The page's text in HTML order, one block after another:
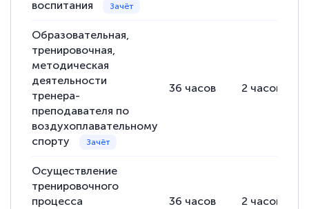
воспитания
Образовательная,
тренировочная,
методическая
деятельности
тренера-
преподавателя по
воздухоплавательному
спорту
36 часов 2 часов
Осуществление
тренировочного
процесса
36 часов 2 часов